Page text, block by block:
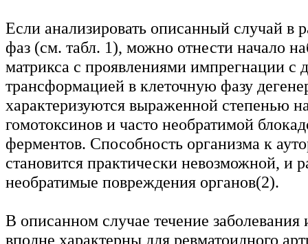
Если анализировать описанный случай в
фаз (см. табл. 1), можно отнести начало
матрикса с проявлениями импрегнации с
трансформацией в клеточную фазу
характеризуются выраженной степенью
гомотоксинов и часто необратимой
ферментов. Способность организма к
становится практически невозможной, и
необратимые повреждения органов(2).
В описанном случае течение заболевания
вполне характерны для ревматоидного